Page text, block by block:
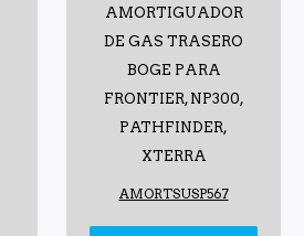
AMORTIGUADOR
DE GAS TRASERO
BOGE PARA
FRONTIER, NP300,
PATHFINDER,
XTERRA
AMORTSUSP567